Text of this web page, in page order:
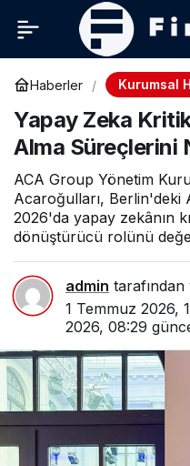
Haberler Kurumsal
Yapay Zeka
Alma Süreçlerini
ACA Group Yönetim
Acaroğulları, Berlin'deki
2026'da yapay zekânın
dönüştürücü rolünü
admin tarafından
1 Temmuz 2026,
2026, 08:29